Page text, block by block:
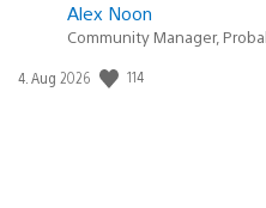
Alex Noon
Community Manager,
Veröffentlichungsdatum:
4. Aug 2026 114